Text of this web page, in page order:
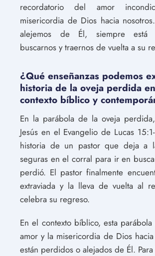
recordatorio del amor
misericordia de Dios hacia
alejemos de Él, siempre está
buscarnos y traernos de vuelta a su
¿Qué enseñanzas podemos
historia de la oveja perdida
contexto bíblico y
En la parábola de la oveja
Jesús en el Evangelio de Lucas
historia de un pastor que deja a
seguras en el corral para ir en
perdió. El pastor finalmente
extraviada y la lleva de vuelta al
celebra su regreso.
En el contexto bíblico, esta
amor y la misericordia de Dios
están perdidos o alejados de Él.